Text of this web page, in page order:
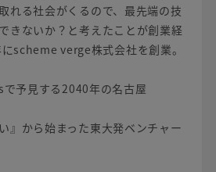
れる社会がくるので、最先端の技
きないか？と考えたことが創業経
scheme verge株式会社を創業。
予見する2040年の名古屋
』から始まった東大発ベンチャー